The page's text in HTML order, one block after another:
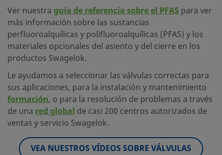
Ver nuestra guía de referencia sobre el PFAS para ver
más información sobre las sustancias
perfluoroalquílicas y polifluoroalquílicas (PFAS) y los
materiales opcionales del asiento y del cierre en los
productos Swagelok.
Le ayudamos a seleccionar las válvulas correctas para
sus aplicaciones, para la instalación y mantenimiento
formación, o para la resolución de problemas a través
de una red global de casi 200 centros autorizados de
ventas y servicio Swagelok.
VEA NUESTROS VÍDEOS SOBRE VÁLVULAS